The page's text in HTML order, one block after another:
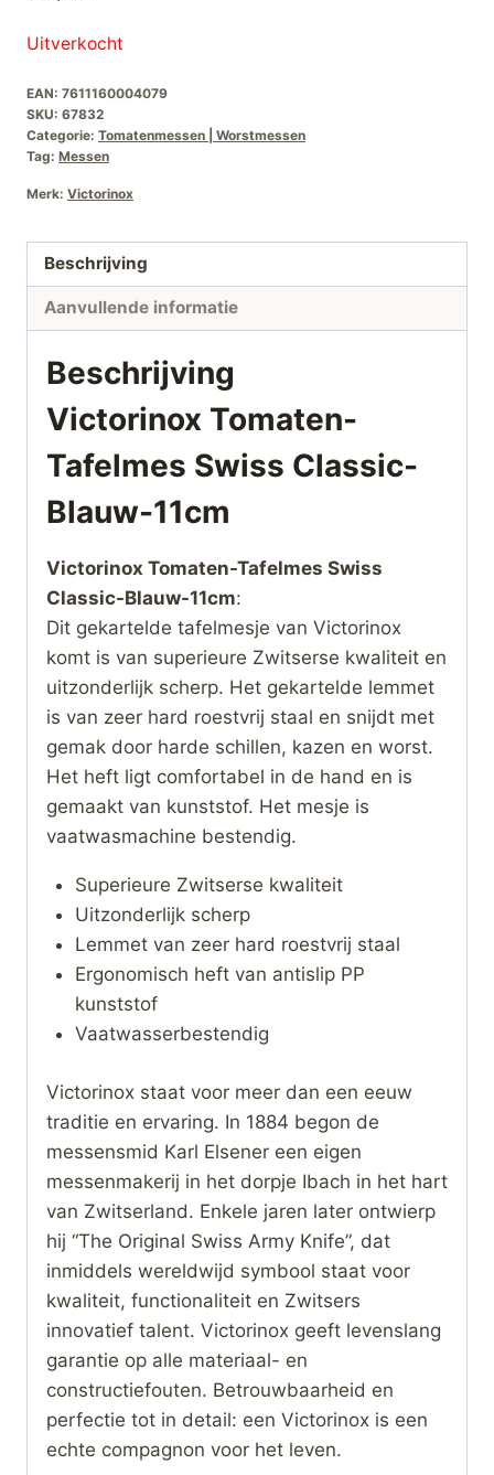
Uitverkocht
EAN: 7611160004079
SKU: 67832
Categorie: Tomatenmessen | Worstmessen
Tag: Messen
Merk: Victorinox
Beschrijving
Aanvullende informatie
Beschrijving
Victorinox Tomaten-
Tafelmes Swiss Classic-
Blauw-11cm
Victorinox Tomaten-Tafelmes Swiss
Classic-Blauw-11cm:
Dit gekartelde tafelmesje van Victorinox
komt is van superieure Zwitserse kwaliteit en
uitzonderlijk scherp. Het gekartelde lemmet
is van zeer hard roestvrij staal en snijdt met
gemak door harde schillen, kazen en worst.
Het heft ligt comfortabel in de hand en is
gemaakt van kunststof. Het mesje is
vaatwasmachine bestendig.
Superieure Zwitserse kwaliteit
Uitzonderlijk scherp
Lemmet van zeer hard roestvrij staal
Ergonomisch heft van antislip PP
kunststof
Vaatwasserbestendig
Victorinox staat voor meer dan een eeuw
traditie en ervaring. In 1884 begon de
messensmid Karl Elsener een eigen
messenmakerij in het dorpje Ibach in het hart
van Zwitserland. Enkele jaren later ontwierp
hij “The Original Swiss Army Knife”, dat
inmiddels wereldwijd symbool staat voor
kwaliteit, functionaliteit en Zwitsers
innovatief talent. Victorinox geeft levenslang
garantie op alle materiaal- en
constructiefouten. Betrouwbaarheid en
perfectie tot in detail: een Victorinox is een
echte compagnon voor het leven.